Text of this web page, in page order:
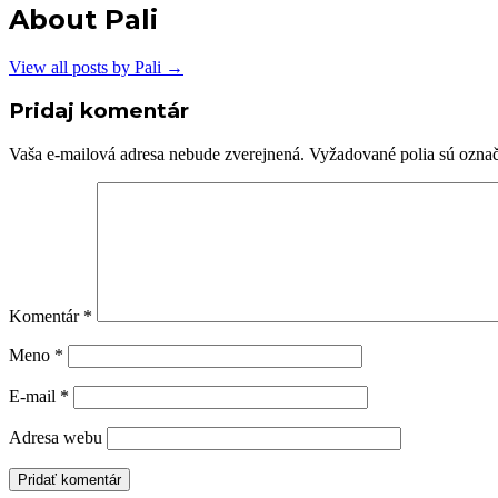
About Pali
View all posts by Pali →
Pridaj komentár
Vaša e-mailová adresa nebude zverejnená. Vyžadované polia sú
Komentár *
Meno *
E-mail *
Adresa webu